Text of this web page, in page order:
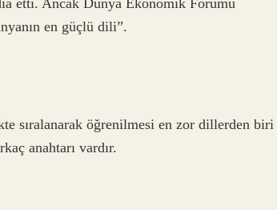
etti. Ancak Dünya Ekonomik Forumu
en güçlü dili”.
sıralanarak öğrenilmesi en zor dillerden biri
anahtarı vardır.